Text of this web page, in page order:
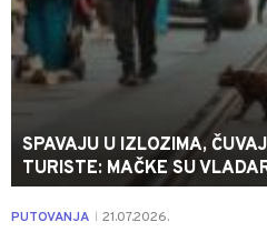
SPAVAJU U IZLOZIMA,
TURISTE: MAČKE SU
PUTOVANJA 21.07.2026.